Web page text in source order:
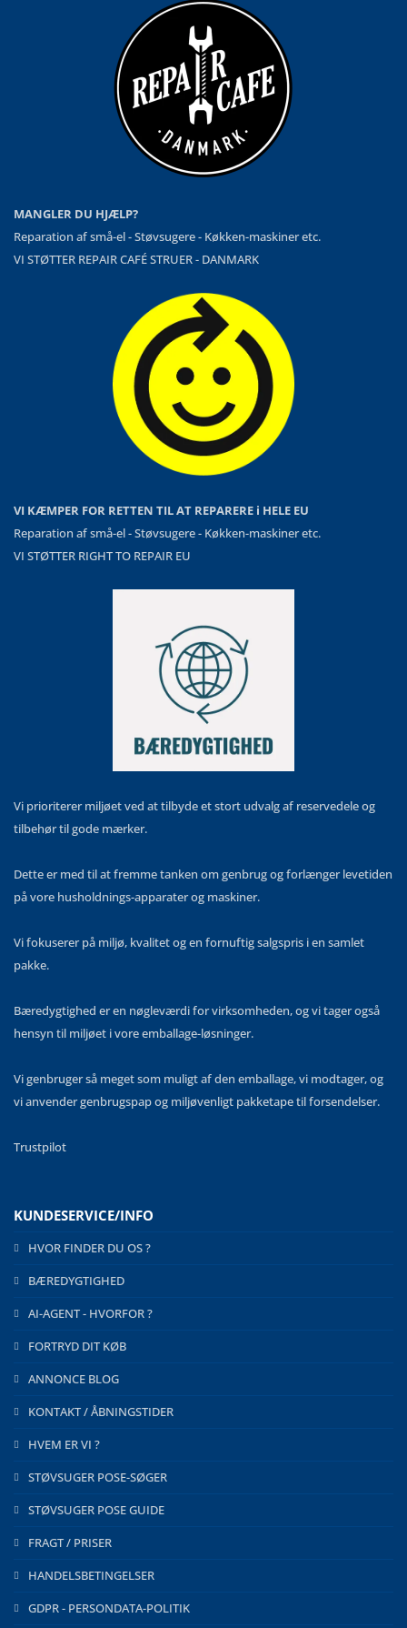
MANGLER DU HJÆLP?
Reparation af små-el - Støvsugere - Køkken-maskiner etc.
VI STØTTER REPAIR CAFÉ STRUER - DANMARK
VI KÆMPER FOR RETTEN TIL AT REPARERE i HELE EU
Reparation af små-el - Støvsugere - Køkken-maskiner etc.
VI STØTTER RIGHT TO REPAIR EU
Vi prioriterer miljøet ved at tilbyde et stort udvalg af reservedele og
tilbehør til gode mærker.
Dette er med til at fremme tanken om genbrug og forlænger levetiden
på vore husholdnings-apparater og maskiner.
Vi fokuserer på miljø, kvalitet og en fornuftig salgspris i en samlet
pakke.
Bæredygtighed er en nøgleværdi for virksomheden, og vi tager også
hensyn til miljøet i vore emballage-løsninger.
Vi genbruger så meget som muligt af den emballage, vi modtager, og
vi anvender genbrugspap og miljøvenligt pakketape til forsendelser.
Trustpilot
KUNDESERVICE/INFO
HVOR FINDER DU OS ?
BÆREDYGTIGHED
AI-AGENT - HVORFOR ?
FORTRYD DIT KØB
ANNONCE BLOG
KONTAKT / ÅBNINGSTIDER
HVEM ER VI ?
STØVSUGER POSE-SØGER
STØVSUGER POSE GUIDE
FRAGT / PRISER
HANDELSBETINGELSER
GDPR - PERSONDATA-POLITIK